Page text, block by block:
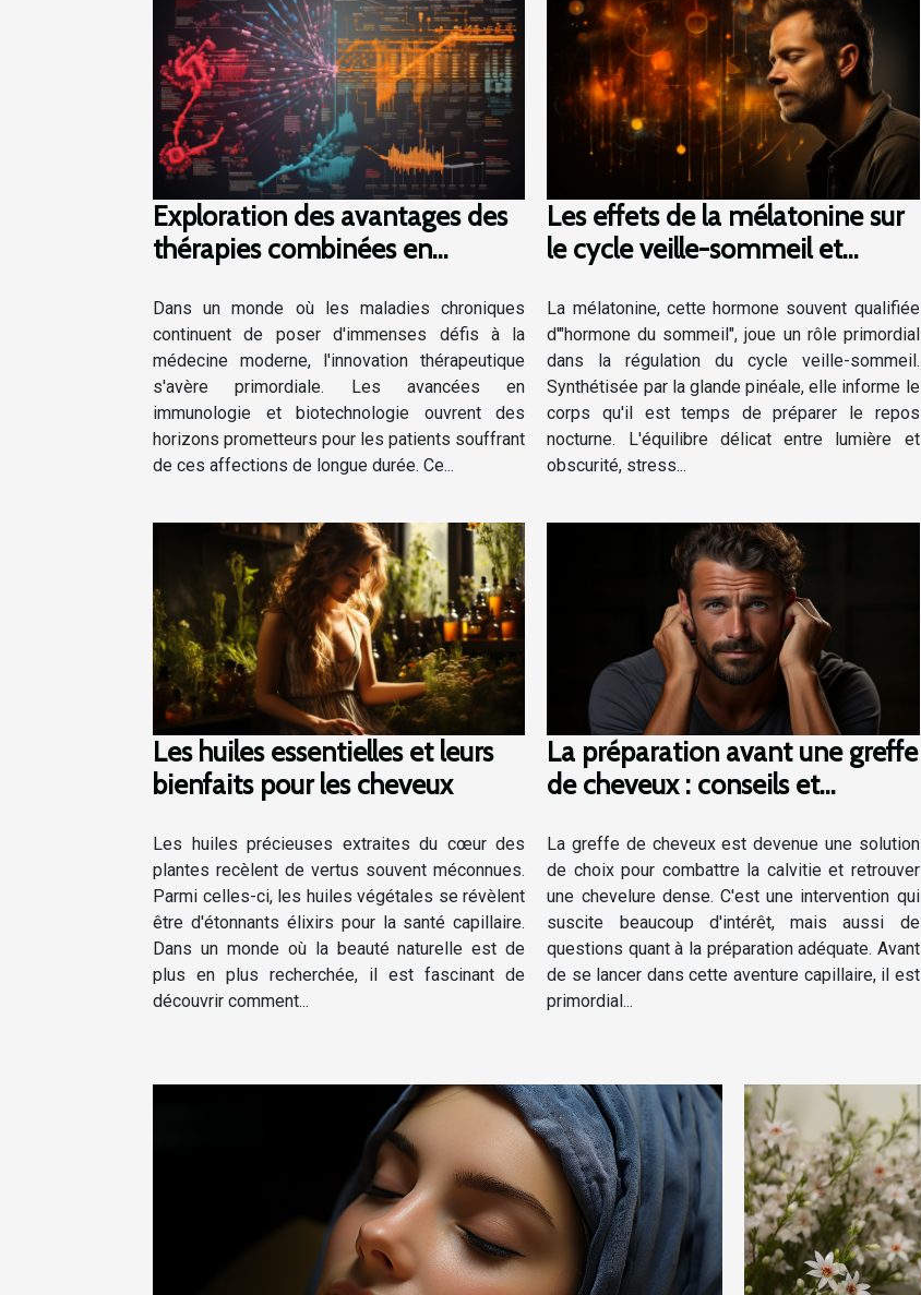
Exploration des avantages des
thérapies combinées en
pour traiter les maladies
chroniques
Dans un monde où les maladies chroniques
continuent de poser d'immenses défis à la
médecine moderne, l'innovation thérapeutique
s'avère primordiale. Les avancées en
immunologie et biotechnologie ouvrent des
horizons prometteurs pour les patients souffrant
de ces affections de longue durée. Ce...
Les effets de la mélatonine sur
le cycle veille-sommeil et
utilisation
La mélatonine, cette hormone souvent qualifiée
d'"hormone du sommeil", joue un rôle primordial
dans la régulation du cycle veille-sommeil.
Synthétisée par la glande pinéale, elle informe le
corps qu'il est temps de préparer le repos
nocturne. L'équilibre délicat entre lumière et
obscurité, stress...
Les huiles essentielles et leurs
bienfaits pour les cheveux
Les huiles précieuses extraites du cœur des
plantes recèlent de vertus souvent méconnues.
Parmi celles-ci, les huiles végétales se révèlent
être d'étonnants élixirs pour la santé capillaire.
Dans un monde où la beauté naturelle est de
plus en plus recherchée, il est fascinant de
découvrir comment...
La préparation avant une greffe
de cheveux : conseils et
La greffe de cheveux est devenue une solution
de choix pour combattre la calvitie et retrouver
une chevelure dense. C'est une intervention qui
suscite beaucoup d'intérêt, mais aussi de
questions quant à la préparation adéquate. Avant
de se lancer dans cette aventure capillaire, il est
primordial...